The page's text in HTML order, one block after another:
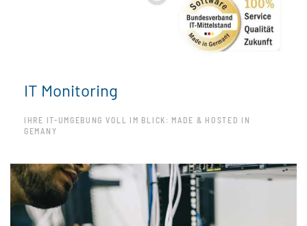
IT Monitoring
IHRE IT-UMGEBUNG VOLL IM BLICK: MADE & HOSTED IN
GEMANY